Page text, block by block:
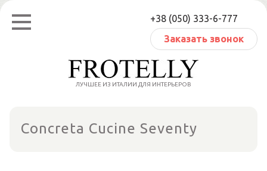
Перейти
содержанию
+38 (050) 333-6-777
Заказать звонок
ЛУЧШЕЕ ИЗ ИТАЛИИ ДЛЯ ИНТЕРЬЕРОВ
Concreta Cucine Seventy